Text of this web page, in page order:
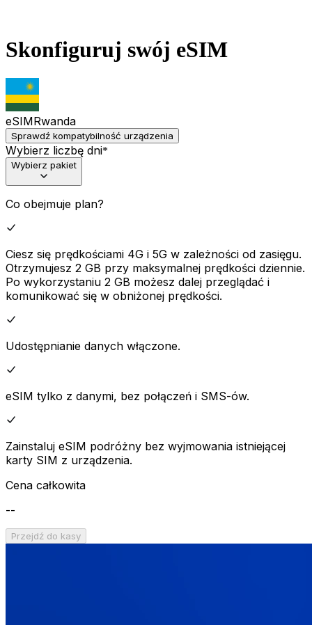
Skonfiguruj swój eSIM
eSIMRwanda
Sprawdź kompatybilność urządzenia
Wybierz liczbę dni*
Wybierz pakiet
Co obejmuje plan?
Ciesz się prędkościami 4G i 5G w zależności od zasięgu.
Otrzymujesz 2 GB przy maksymalnej prędkości dziennie.
Po wykorzystaniu 2 GB możesz dalej przeglądać i
komunikować się w obniżonej prędkości.
Udostępnianie danych włączone.
eSIM tylko z danymi, bez połączeń i SMS-ów.
Zainstaluj eSIM podróżny bez wyjmowania istniejącej
karty SIM z urządzenia.
Cena całkowita
--
Przejdź do kasy